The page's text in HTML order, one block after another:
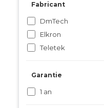
Fabricant
DmTech
Elkron
Teletek
Garantie
1 an